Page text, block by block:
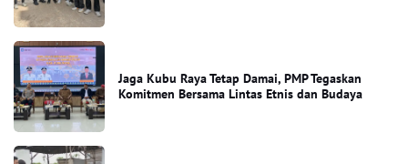
Jaga Kubu Raya Tetap Damai, PMP Tegaskan
Komitmen Bersama Lintas Etnis dan Budaya